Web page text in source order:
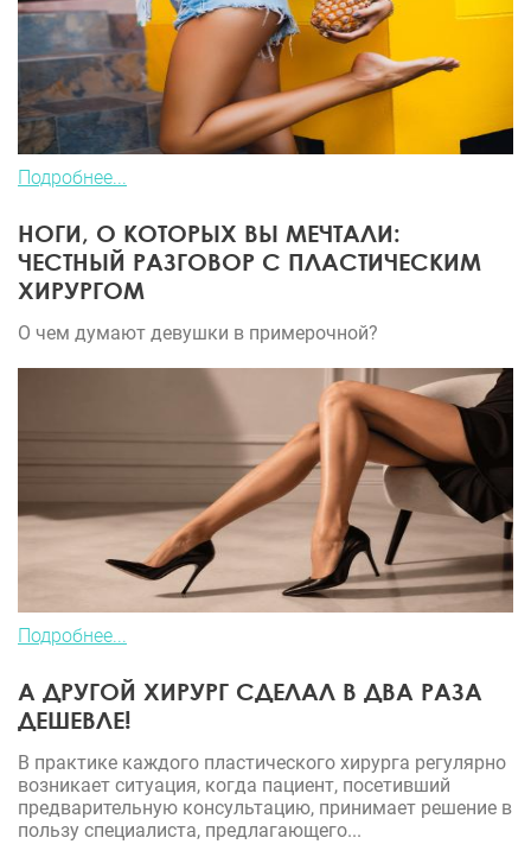
Подробнее...
НОГИ, О КОТОРЫХ ВЫ МЕЧТАЛИ:
ЧЕСТНЫЙ РАЗГОВОР С ПЛАСТИЧЕСКИМ
ХИРУРГОМ
О чем думают девушки в примерочной?
Подробнее...
А ДРУГОЙ ХИРУРГ СДЕЛАЛ В ДВА РАЗА
ДЕШЕВЛЕ!
В практике каждого пластического хирурга регулярно
возникает ситуация, когда пациент, посетивший
предварительную консультацию, принимает решение в
пользу специалиста, предлагающего...